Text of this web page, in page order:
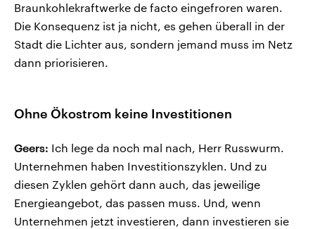
Braunkohlekraftwerke de facto eingefroren waren.
Die Konsequenz ist ja nicht, es gehen überall in der
Stadt die Lichter aus, sondern jemand muss im Netz
dann priorisieren.
Ohne Ökostrom keine Investitionen
Geers: Ich lege da noch mal nach, Herr Russwurm.
Unternehmen haben Investitionszyklen. Und zu
diesen Zyklen gehört dann auch, das jeweilige
Energieangebot, das passen muss. Und, wenn
Unternehmen jetzt investieren, dann investieren sie